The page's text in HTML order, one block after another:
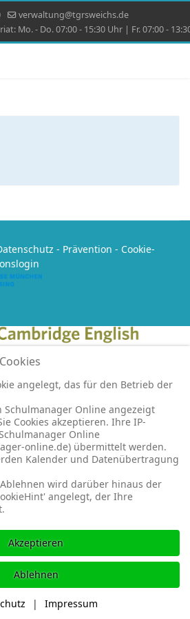
verwaltung@tgrsweichs.de
Mo. - Do. 07:00 - 15:30 Uhr | Fr. 07:00 -
- Prävention - Cookie-
angelegt, das für den Betrieb der
Schulmanager Online angezeigt
Cookies akzeptieren. Ihre IP-
Online
online.de) übermittelt werden.
Kalender und Datenübertragung
wird darüber hinaus der
angelegt, der Ihre
Akzeptieren
Ablehnen
| Impressum